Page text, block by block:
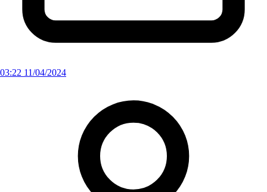
03:22 11/04/2024